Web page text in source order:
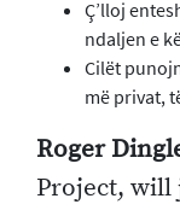
Ç’lloj
ndaljen e
Cilët
më privat,
Roger
Project, will